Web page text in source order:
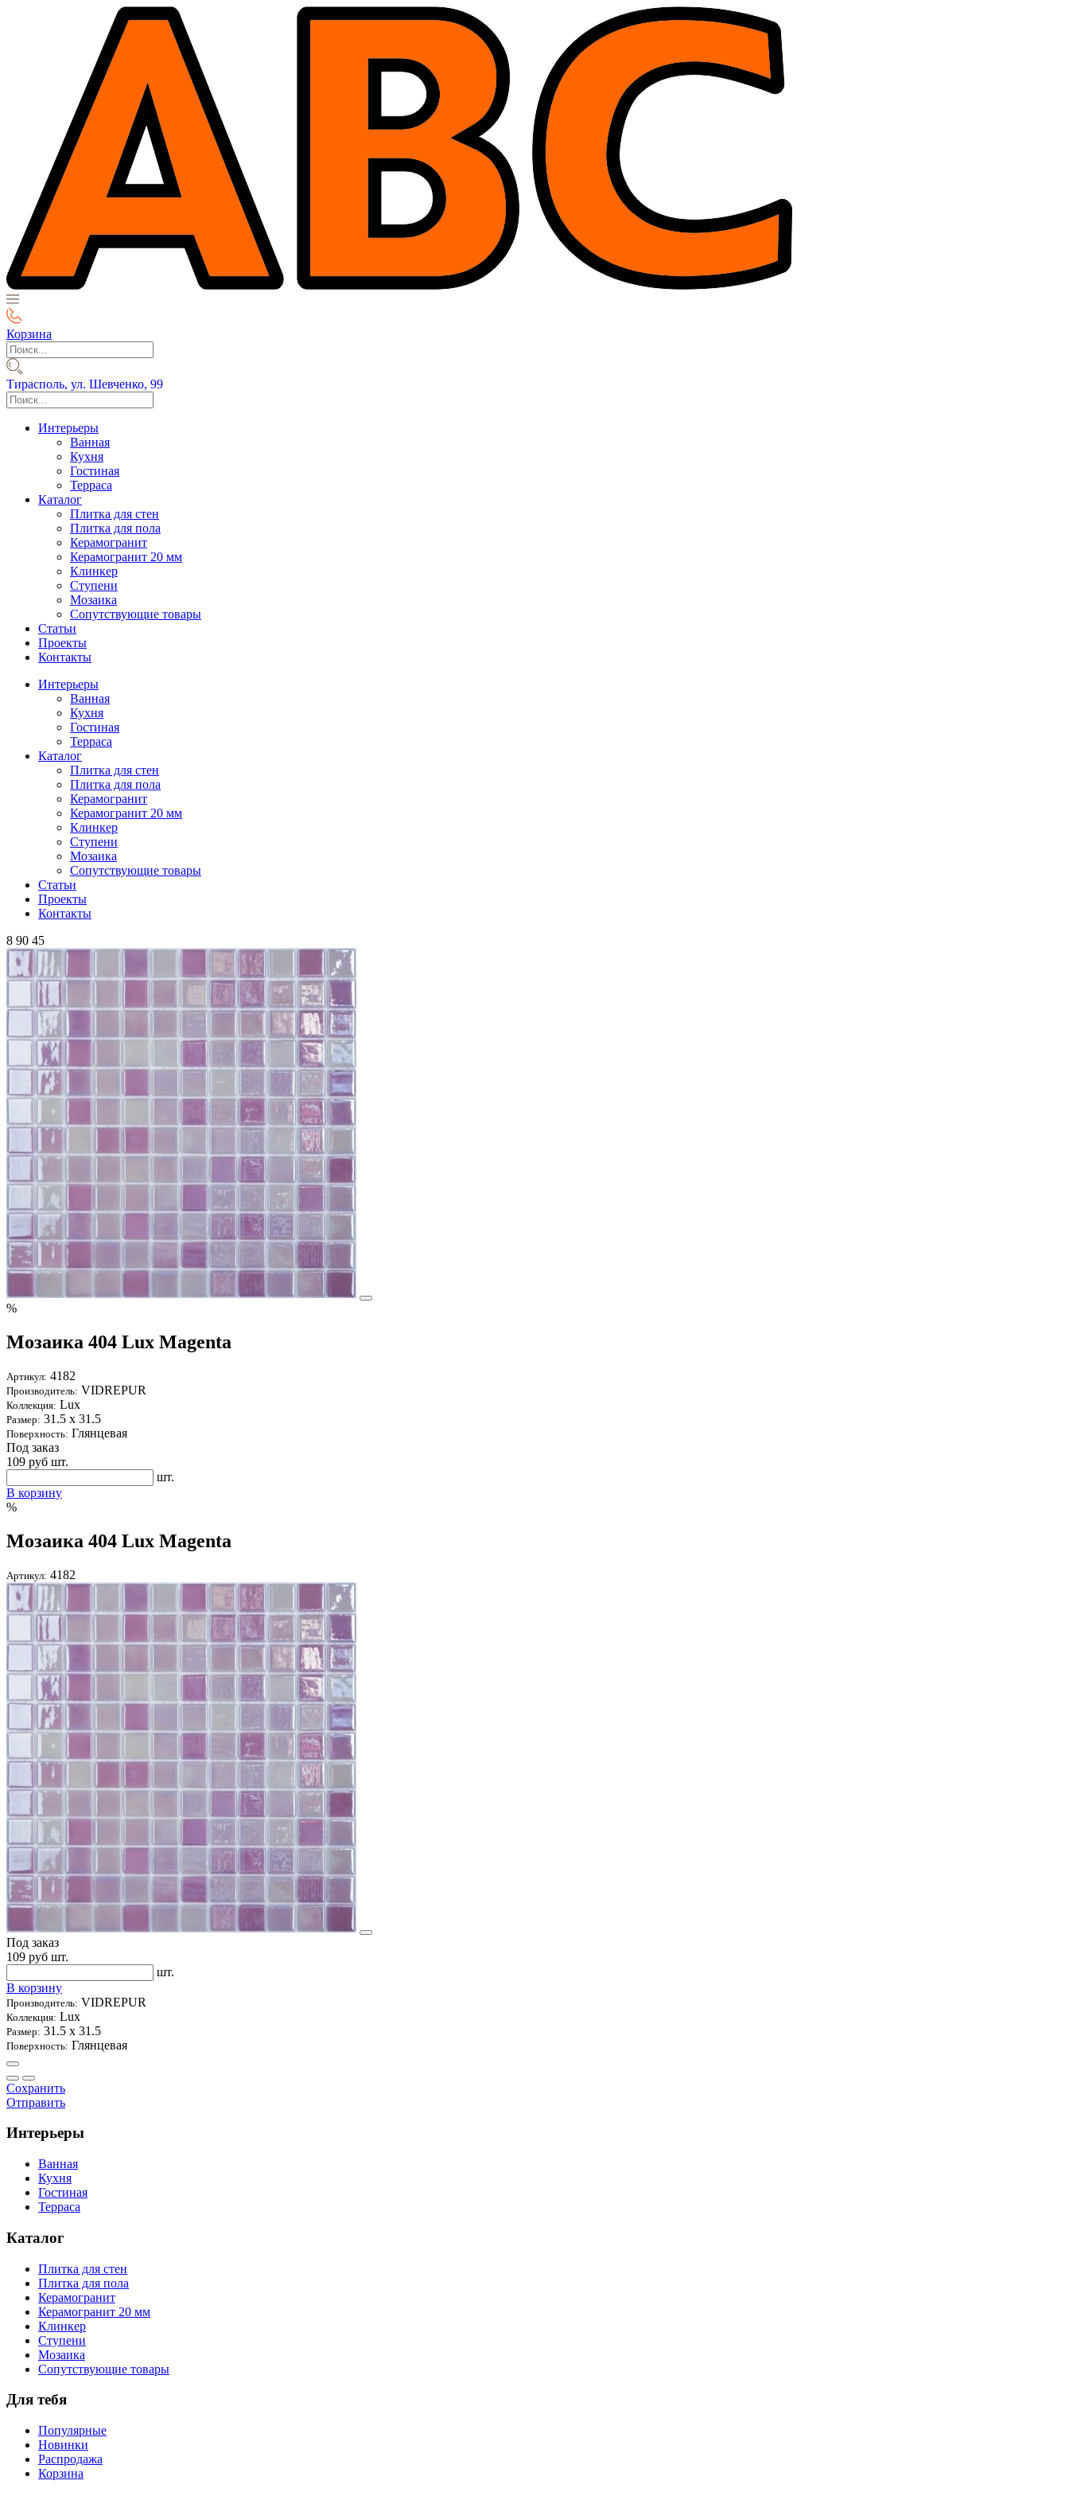
Корзина
Тирасполь, ул. Шевченко, 99
Интерьеры
Ванная
Кухня
Гостиная
Терраса
Каталог
Плитка для стен
Плитка для пола
Керамогранит
Керамогранит 20 мм
Клинкер
Ступени
Мозаика
Сопутствующие товары
Статьи
Проекты
Контакты
Интерьеры
Ванная
Кухня
Гостиная
Терраса
Каталог
Плитка для стен
Плитка для пола
Керамогранит
Керамогранит 20 мм
Клинкер
Ступени
Мозаика
Сопутствующие товары
Статьи
Проекты
Контакты
8 90 45
%
Мозаика 404 Lux Magenta
Артикул: 4182
Производитель: VIDREPUR
Коллекция: Lux
Размер: 31.5 х 31.5
Поверхность: Глянцевая
Под заказ
109 руб шт.
шт.
В корзину
%
Мозаика 404 Lux Magenta
Артикул: 4182
Под заказ
109 руб шт.
шт.
В корзину
Производитель: VIDREPUR
Коллекция: Lux
Размер: 31.5 х 31.5
Поверхность: Глянцевая
Сохранить
Отправить
Интерьеры
Ванная
Кухня
Гостиная
Терраса
Каталог
Плитка для стен
Плитка для пола
Керамогранит
Керамогранит 20 мм
Клинкер
Ступени
Мозаика
Сопутствующие товары
Для тебя
Популярные
Новинки
Распродажа
Корзина